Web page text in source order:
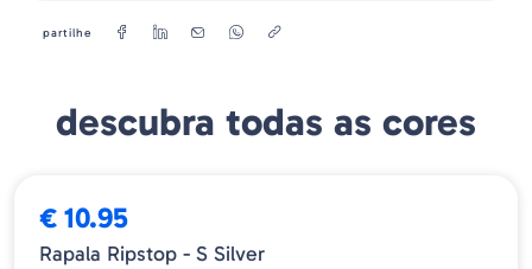
Peixes desportivos multiespécies
Tamanho - 9cm
Peso - 7g
partilhe
descubra todas as cores
€ 10.95
Rapala Ripstop - S Silver